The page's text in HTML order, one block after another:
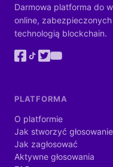
Darmowa platforma do
online,
technologią blockchain.
PLATFORMA
O platformie
Jak stworzyć głosowanie
Jak zagłosować
Aktywne głosowania